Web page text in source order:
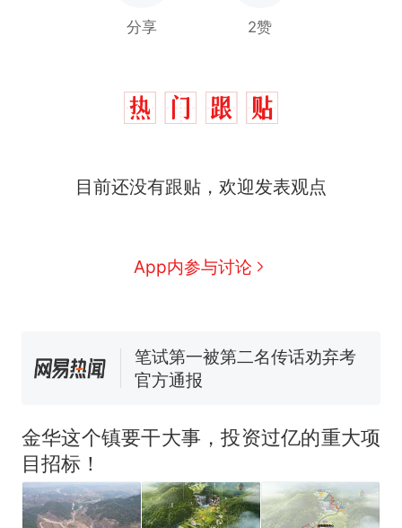
分享 2赞
目前还没有跟贴，欢迎发表观点
App内参与讨论
热
制裁瓜子饺子，美国怕什
因老师一句“跟我回家”改写了
协会回应
男子上山采菌偶然发现鸡枞菌
窝，原地守1天等它长大：挖了
来源：参考消息）
笔试第一被第二名传话劝弃考
官方通报
么？
金华这个镇要干大事，投资过亿的重大项
目招标！